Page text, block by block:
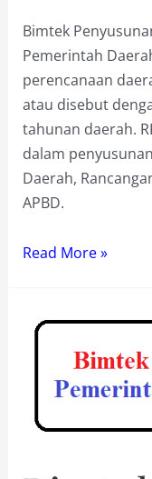
Bimtek
Pemerintah
perencanaan
atau disebut
tahunan daerah.
dalam
Daerah,
APBD.
Bimtek
(Rencana
Pemerintah
Daerah)
Read More »